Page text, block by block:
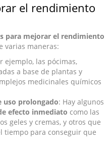
el rendimiento
para mejorar el rendimiento
varias maneras:
ejemplo, las pócimas,
a base de plantas y
medicinales químicos
uso prolongado: Hay algunos
efecto inmediato como las
geles y cremas, y otros que
tiempo para conseguir que